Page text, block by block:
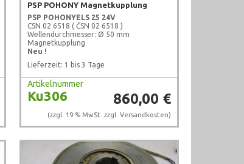
PSP POHONY Magnetkupplung
PSP POHONYELS 25 24V
CSN 02 6518 ( ČSN 02 6518 )
Wellendurchmesser: Ø 50 mm
Magnetkupplung
Neu !
Lieferzeit: 1 bis 3 Tage
Artikelnummer
Ku306 860,00 €
(zzgl. 19 % MwSt. zzgl. Versandkosten)